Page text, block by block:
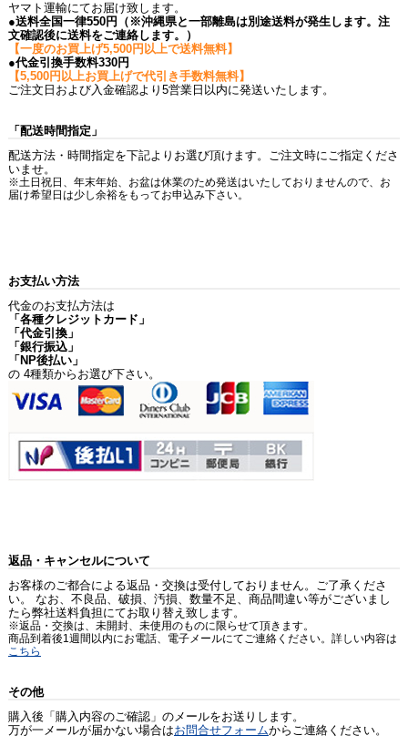
ヤマト運輸にてお届け致します。
●送料全国一律550円（※沖縄県と一部離島は別途送料が発生します。注
文確認後に送料をご連絡します。）
【一度のお買上げ5,500円以上で送料無料】
●代金引換手数料330円
【5,500円以上お買上げで代引き手数料無料】
ご注文日および入金確認より5営業日以内に発送いたします。
「配送時間指定」
配送方法・時間指定を下記よりお選び頂けます。ご注文時にご指定くださ
いませ。
※土日祝日、年末年始、お盆は休業のため発送はいたしておりませんので、お
届け希望日は少し余裕をもってお申込み下さい。
お支払い方法
代金のお支払方法は
「各種クレジットカード」
「代金引換」
「銀行振込」
「NP後払い」
の 4種類からお選び下さい。
返品・キャンセルについて
お客様のご都合による返品・交換は受付しておりません。ご了承くださ
い。 なお、不良品、破損、汚損、数量不足、商品間違い等がございまし
たら弊社送料負担にてお取り替え致します。
※返品・交換は、未開封、未使用のものに限らせて頂きます。
商品到着後1週間以内にお電話、電子メールにてご連絡ください。詳しい内容は
こちら
その他
購入後「購入内容のご確認」のメールをお送りします。
万が一メールが届かない場合はお問合せフォームからご連絡ください。